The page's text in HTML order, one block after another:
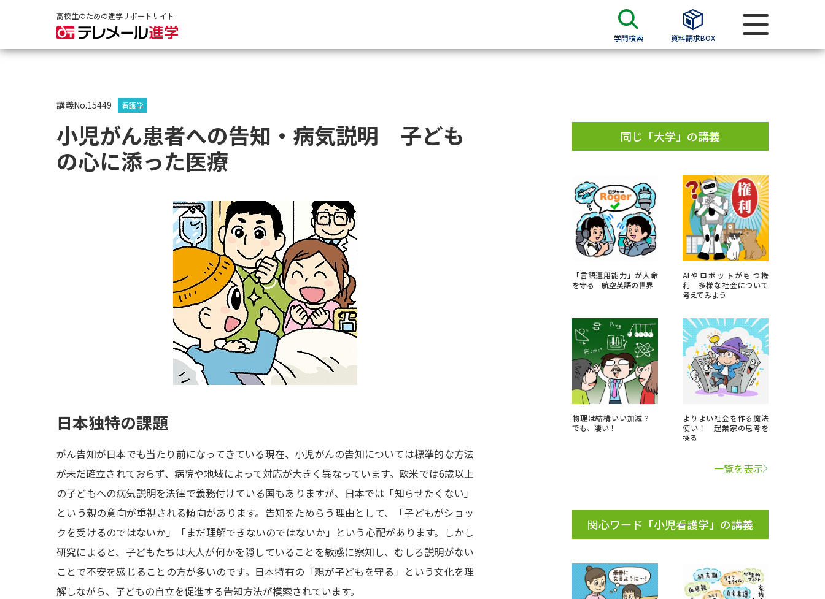
高校生のための進学サポートサイト
学問検索 資料請求BOX
大学・短大の資料種類から請求
大学パンフ
過去問題集
留学・進学関連、塾・予備校
高等学校卒業程度認定試験
小学校教員資格認定試験
大学検索
大学で学べる内容や特徴を調べる
新増設大学・学部・学科特集
データサイエンス特集
進路の３択
新学年スタート号特集ページ（高3生用）
新学年スタート号特集ページ（高2生用）
SELFBRAND特集ページ
講義No.15449 看護学
小児がん患者への告知・病気説明 子ども
の心に添った医療
日本独特の課題
がん告知が日本でも当たり前になってきている現在、小児がんの告知については標準的な方法
が未だ確立されておらず、病院や地域によって対応が大きく異なっています。欧米では6歳以上
の子どもへの病気説明を法律で義務付けている国もありますが、日本では「知らせたくない」
という親の意向が重視される傾向があります。告知をためらう理由として、「子どもがショッ
クを受けるのではないか」「まだ理解できないのではないか」という心配があります。しかし
研究によると、子どもたちは大人が何かを隠していることを敏感に察知し、むしろ説明がない
ことで不安を感じることの方が多いのです。日本特有の「親が子どもを守る」という文化を理
解しながら、子どもの自立を促進する告知方法が模索されています。
同じ「大学」の講義
「言語運用能力」が人命
を守る 航空英語の世界
AIやロボットがもつ権
利 多様な社会について
考えてみよう
物理は結構いい加減？
でも、凄い！
よりよい社会を作る魔法
使い！ 起業家の思考を
探る
一覧を表示
関心ワード「小児看護学」の講義